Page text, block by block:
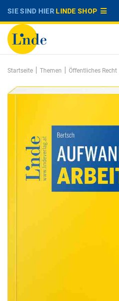
SIE SIND HIERLINDE SHOP
Startseite | Themen | Öffentliches Recht